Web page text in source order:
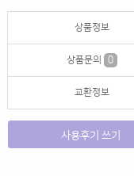
상품정보
상품문의 0
교환정보
사용후기 쓰기